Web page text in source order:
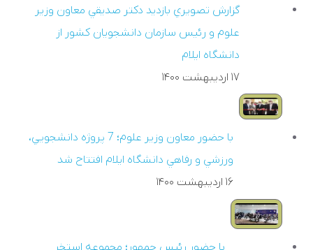
گزارش تصويري بازديد دکتر صديقي معاون وزير
علوم و رئيس سازمان دانشجويان کشور از
دانشگاه ايلام
۱۷ ارديبهشت ۱۴۰۰
با حضور معاون وزير علوم؛ 7 پروژه دانشجويي،
ورزشي و رفاهي دانشگاه ايلام افتتاح شد
۱۶ ارديبهشت ۱۴۰۰
با حضور رئيس جمهور؛ مجموعه استخر